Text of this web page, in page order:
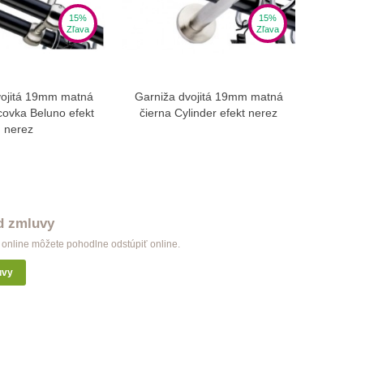
15%
Zľava
Zobraziť viac
19mm matná
Beluno efekt
nerez
15%
Zľava
Zobraziť viac
Garniža dvojitá 19mm matná
čierna Cylinder efekt nerez
zmluvy
môžete pohodlne odstúpiť online.